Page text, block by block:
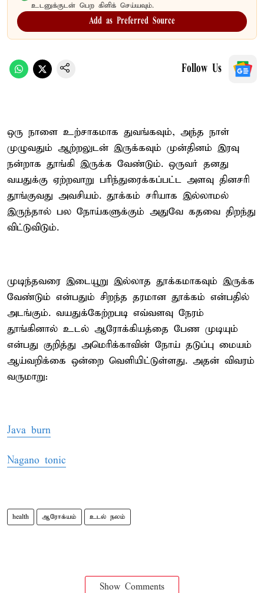
உடனுக்குடன் பெற கிளிக் செய்யவும்.
Add as Preferred Source
Follow Us
ஒரு நாளை உற்சாகமாக துவங்கவும், அந்த நாள்
முழுவதும் ஆற்றலுடன் இருக்கவும் முன்தினம் இரவு
நன்றாக தூங்கி இருக்க வேண்டும். ஒருவர் தனது
வயதுக்கு ஏற்றவாறு பரிந்துரைக்கப்பட்ட அளவு தினசரி
தூங்குவது அவசியம். தூக்கம் சரியாக இல்லாமல்
இருந்தால் பல நோய்களுக்கும் அதுவே கதவை திறந்து
விட்டுவிடும்.
முடிந்தவரை இடையூறு இல்லாத தூக்கமாகவும் இருக்க
வேண்டும் என்பதும் சிறந்த தரமான தூக்கம் என்பதில்
அடங்கும். வயதுக்கேற்றபடி எவ்வளவு நேரம்
தூங்கினால் உடல் ஆரோக்கியத்தை பேண முடியும்
என்பது குறித்து அமெரிக்காவின் நோய் தடுப்பு மையம்
ஆய்வறிக்கை ஒன்றை வெளியிட்டுள்ளது. அதன் விவரம்
வருமாறு:
Java burn
Nagano tonic
health ஆரோக்யம் உடல் நலம்
Show Comments